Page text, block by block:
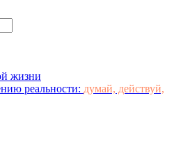
жизни
реальности: думай, действуй,